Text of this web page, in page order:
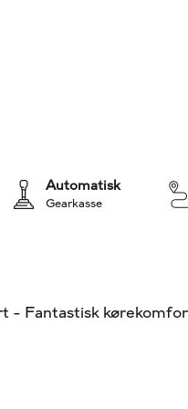
Gearkasse
Automatisk
– Fantastisk